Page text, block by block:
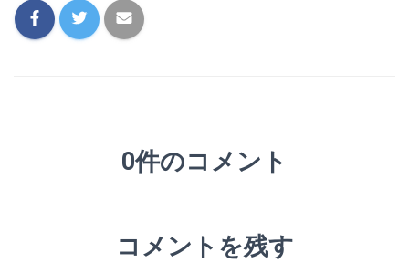
0件のコメント
コメントを残す